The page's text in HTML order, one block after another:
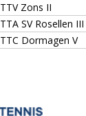
TTV Zons II
TTA SV Rosellen III
TTC Dormagen V